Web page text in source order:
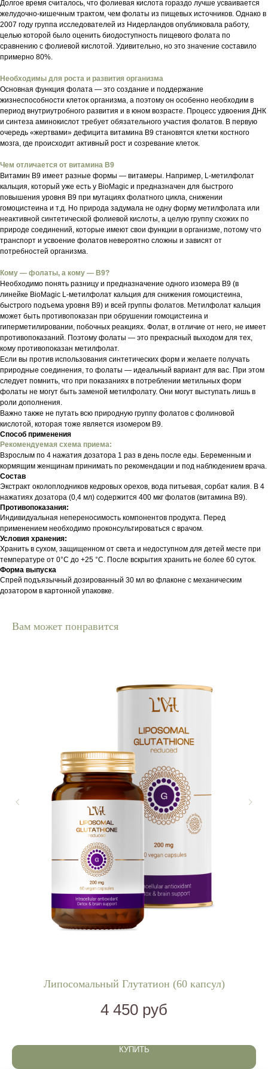
Долгое время считалось, что фолиевая кислота гораздо лучше усваивается
желудочно-кишечным трактом, чем фолаты из пищевых источников. Однако в
2007 году группа исследователей из Нидерландов опубликовала работу,
целью которой было оценить биодоступность пищевого фолата по
сравнению с фолиевой кислотой. Удивительно, но это значение составило
примерно 80%.
Необходимы для роста и развития организма
Основная функция фолата — это создание и поддержание
жизнеспособности клеток организма, а поэтому он особенно необходим в
период внутриутробного развития и в юном возрасте. Процесс удвоения ДНК
и синтеза аминокислот требует обязательного участия фолатов. В первую
очередь «жертвами» дефицита витамина В9 становятся клетки костного
мозга, где происходит активный рост и созревание клеток.
Чем отличается от витамина В9
Витамин В9 имеет разные формы — витамеры. Например, L-метилфолат
кальция, который уже есть у BioMagic и предназначен для быстрого
повышения уровня В9 при мутациях фолатного цикла, снижении
гомоцистеина и т.д. Но природа задумала не одну форму метилфолата или
неактивной синтетической фолиевой кислоты, а целую группу схожих по
природе соединений, которые имеют свои функции в организме, потому что
транспорт и усвоение фолатов невероятно сложны и зависят от
потребностей организма.
Кому — фолаты, а кому — В9?
Необходимо понять разницу и предназначение одного изомера В9 (в
линейке BіоMаgіс L-метилфолат кальция для снижения гомоцистеина,
быстрого подъема уровня В9) и всей группы фолатов. Метилфолат кальция
может быть противопоказан при обрушении гомоцистеина и
гиперметилировании, побочных реакциях. Фолат, в отличие от него, не имеет
противопоказаний. Поэтому фолаты — это прекрасный выходом для тех,
кому противопоказан метилфолат.
Если вы против использования синтетических форм и желаете получать
природные соединения, то фолаты — идеальный вариант для вас. При этом
следует помнить, что при показаниях в потреблении метильных форм
фолаты не могут быть заменой метилфолату. Они могут выступать лишь в
роли дополнения.
Важно также не путать всю природную группу фолатов с фолиновой
кислотой, которая тоже является изомером В9.
Способ применения
Рекомендуемая схема приема:
Взрослым по 4 нажатия дозатора 1 раз в день после еды. Беременным и
кормящим женщинам принимать по рекомендации и под наблюдением врача.
Состав
Экстракт околоплодников кедровых орехов, вода питьевая, сорбат калия. В 4
нажатиях дозатора (0,4 мл) содержится 400 мкг фолатов (витамина В9).
Противопоказания:
Индивидуальная непереносимость компонентов продукта. Перед
применением необходимо проконсультироваться с врачом.
Условия хранения:
Хранить в сухом, защищенном от света и недоступном для детей месте при
температуре от 0°C до +25 °C. После вскрытия хранить не более 60 суток.
Форма выпуска
Спрей подъязычный дозированный 30 мл во флаконе с механическим
дозатором в картонной упаковке.
Вам может понравится
Липосомальный Глутатион (60 капсул)
4 450 руб
КУПИТЬ